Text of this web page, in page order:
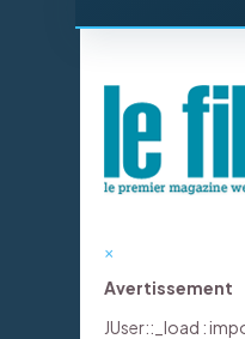
×
Avertissement
JUser::_load :